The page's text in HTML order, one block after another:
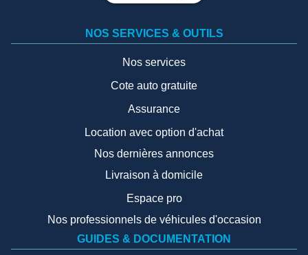
NOS SERVICES & OUTILS
Nos services
Cote auto gratuite
Assurance
Location avec option d'achat
Nos dernières annonces
Livraison à domicile
Espace pro
Nos professionnels de véhicules d'occasion
GUIDES & DOCUMENTATION